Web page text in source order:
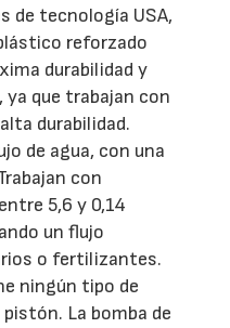
de tecnología USA,
reforzado
durabilidad y
que trabajan con
durabilidad.
de agua, con una
con
5,6 y 0,14
un flujo
o fertilizantes.
ningún tipo de
La bomba de